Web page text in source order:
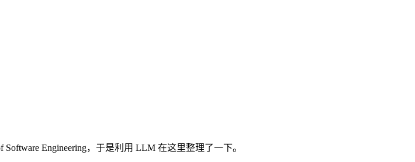
Engineering，于是利用 LLM 在这里整理了一下。